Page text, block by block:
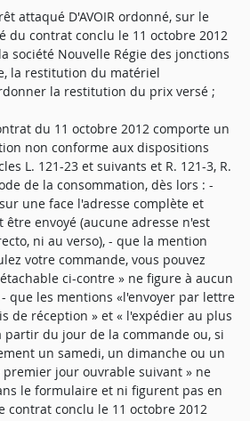
attaqué D'AVOIR ordonné, sur le
du contrat conclu le 11 octobre 2012
société Nouvelle Régie des jonctions
la restitution du matériel
la restitution du prix versé ;
du 11 octobre 2012 comporte un
non conforme aux dispositions
L. 121-23 et suivants et R. 121-3, R.
de la consommation, dès lors : -
une face l'adresse complète et
envoyé (aucune adresse n'est
ni au verso), - que la mention
votre commande, vous pouvez
ci-contre » ne figure à aucun
que les mentions «l'envoyer par lettre
de réception » et « l'expédier au plus
du jour de la commande ou, si
un samedi, un dimanche ou un
jour ouvrable suivant » ne
le formulaire et ni figurent pas en
contrat conclu le 11 octobre 2012